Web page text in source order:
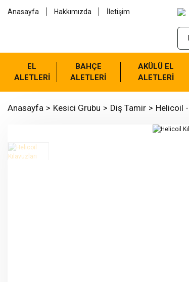
Anasayfa Hakkımızda İletişim
EL
ALETLERİ
BAHÇE
ALETLERİ
AKÜLÜ EL
ALETLERİ
Anasayfa Kesici Grubu Diş Tamir Helicoil